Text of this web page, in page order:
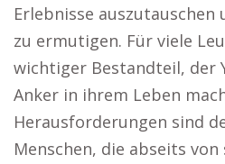
Erlebnisse auszutauschen
zu ermutigen. Für viele
wichtiger Bestandteil, der
Anker in ihrem Leben
Herausforderungen sind
Menschen, die abseits